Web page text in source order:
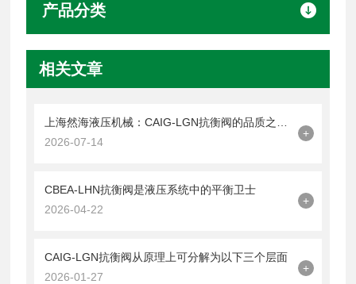
产品分类
相关文章
2026-07-14
+
CBEA-LHN抗衡阀是液压系统中的平衡卫士
2026-04-22
+
CAIG-LGN抗衡阀从原理上可分解为以下三个层面
2026-01-27
+